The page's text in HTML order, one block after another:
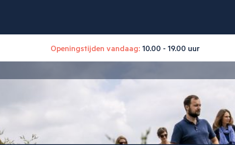
Openingstijden vandaag: 10.00 - 19.00 uur